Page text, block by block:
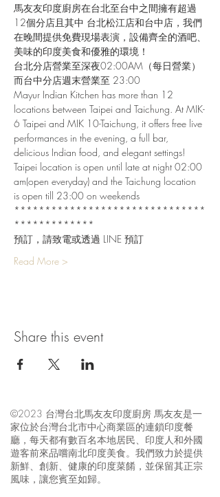
馬友友印度廚房在台北至台中之間擁有超過
12個分店且其中 台北松江店和台中店，我們
在晚間提供免費現場表演，設備齊全的酒吧、
美味的印度美食和優雅的環境！
台北分店營業至深夜02:00AM（每日營業）
而台中分店週末營業至 23:00
Mayur Indian Kitchen has more than 12
locations between Taipei and Taichung. At MIK-
6 Taipei and MIK 10-Taichung, it offers free live
performances in the evening, a full bar,
delicious Indian food, and elegant settings!
Taipei location is open until late at night 02:00
am(open everyday) and the Taichung location
is open till 23:00 on weekends
*******************************
*************
預訂，請致電或透過 LINE 預訂
Read More >
Share this event
©2023 台灣台北馬友友印度廚房 馬友友是一
家位於台灣台北市中心商業區的連鎖印度餐
廳，每天都有數百名本地居民、印度人和外國
遊客前來品嚐南北印度美食。我們致力於提供
新鮮、創新、健康的印度菜餚，並保留其正宗
風味，讓您賓至如歸。